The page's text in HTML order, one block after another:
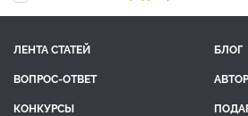
ЛЕНТА СТАТЕЙ
БЛОГ
ВОПРОС-ОТВЕТ
КОНКУРСЫ